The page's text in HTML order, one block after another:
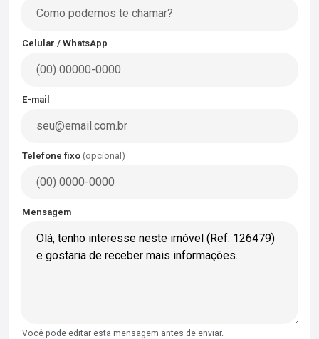
Celular / WhatsApp
E-mail
Telefone fixo (opcional)
Mensagem
Você pode editar esta mensagem antes de enviar.